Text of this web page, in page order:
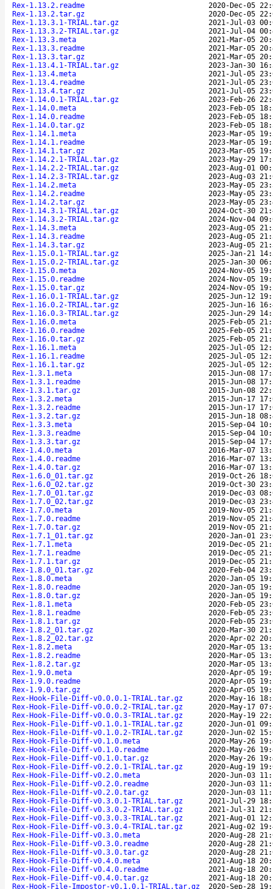
Rex-1.13.2.readme
2020-Dec-05
Rex-1.13.2.tar.gz
2020-Dec-05
Rex-1.13.3.1-TRIAL.tar.gz
2021-Jul-03
Rex-1.13.3.2-TRIAL.tar.gz
2021-Jul-04
Rex-1.13.3.meta
2021-Mar-05
Rex-1.13.3.readme
2021-Mar-05
Rex-1.13.3.tar.gz
2021-Mar-05
Rex-1.13.4.1-TRIAL.tar.gz
2023-Jan-30
Rex-1.13.4.meta
2021-Jul-05
Rex-1.13.4.readme
2021-Jul-05
Rex-1.13.4.tar.gz
2021-Jul-05
Rex-1.14.0.1-TRIAL.tar.gz
2023-Feb-26
Rex-1.14.0.meta
2023-Feb-05
Rex-1.14.0.readme
2023-Feb-05
Rex-1.14.0.tar.gz
2023-Feb-05
Rex-1.14.1.meta
2023-Mar-05
Rex-1.14.1.readme
2023-Mar-05
Rex-1.14.1.tar.gz
2023-Mar-05
Rex-1.14.2.1-TRIAL.tar.gz
2023-May-29
Rex-1.14.2.2-TRIAL.tar.gz
2023-Aug-01
Rex-1.14.2.3-TRIAL.tar.gz
2023-Aug-03
Rex-1.14.2.meta
2023-May-05
Rex-1.14.2.readme
2023-May-05
Rex-1.14.2.tar.gz
2023-May-05
Rex-1.14.3.1-TRIAL.tar.gz
2024-Oct-30
Rex-1.14.3.2-TRIAL.tar.gz
2024-Nov-04
Rex-1.14.3.meta
2023-Aug-05
Rex-1.14.3.readme
2023-Aug-05
Rex-1.14.3.tar.gz
2023-Aug-05
Rex-1.15.0.1-TRIAL.tar.gz
2025-Jan-21
Rex-1.15.0.2-TRIAL.tar.gz
2025-Jan-30
Rex-1.15.0.meta
2024-Nov-05
Rex-1.15.0.readme
2024-Nov-05
Rex-1.15.0.tar.gz
2024-Nov-05
Rex-1.16.0.1-TRIAL.tar.gz
2025-Jun-12
Rex-1.16.0.2-TRIAL.tar.gz
2025-Jun-16
Rex-1.16.0.3-TRIAL.tar.gz
2025-Jun-29
Rex-1.16.0.meta
2025-Feb-05
Rex-1.16.0.readme
2025-Feb-05
Rex-1.16.0.tar.gz
2025-Feb-05
Rex-1.16.1.meta
2025-Jul-05
Rex-1.16.1.readme
2025-Jul-05
Rex-1.16.1.tar.gz
2025-Jul-05
Rex-1.3.1.meta
2015-Jun-08
Rex-1.3.1.readme
2015-Jun-08
Rex-1.3.1.tar.gz
2015-Jun-08
Rex-1.3.2.meta
2015-Jun-17
Rex-1.3.2.readme
2015-Jun-17
Rex-1.3.2.tar.gz
2015-Jun-18
Rex-1.3.3.meta
2015-Sep-04
Rex-1.3.3.readme
2015-Sep-04
Rex-1.3.3.tar.gz
2015-Sep-04
Rex-1.4.0.meta
2016-Mar-07
Rex-1.4.0.readme
2016-Mar-07
Rex-1.4.0.tar.gz
2016-Mar-07
Rex-1.6.0_01.tar.gz
2019-Oct-26
Rex-1.6.0_02.tar.gz
2019-Oct-30
Rex-1.7.0_01.tar.gz
2019-Dec-03
Rex-1.7.0_02.tar.gz
2019-Dec-03
Rex-1.7.0.meta
2019-Nov-05
Rex-1.7.0.readme
2019-Nov-05
Rex-1.7.0.tar.gz
2019-Nov-05
Rex-1.7.1_01.tar.gz
2020-Jan-01
Rex-1.7.1.meta
2019-Dec-05
Rex-1.7.1.readme
2019-Dec-05
Rex-1.7.1.tar.gz
2019-Dec-05
Rex-1.8.0_01.tar.gz
2020-Feb-04
Rex-1.8.0.meta
2020-Jan-05
Rex-1.8.0.readme
2020-Jan-05
Rex-1.8.0.tar.gz
2020-Jan-05
Rex-1.8.1.meta
2020-Feb-05
Rex-1.8.1.readme
2020-Feb-05
Rex-1.8.1.tar.gz
2020-Feb-05
Rex-1.8.2_01.tar.gz
2020-Mar-30
Rex-1.8.2_02.tar.gz
2020-Apr-02
Rex-1.8.2.meta
2020-Mar-05
Rex-1.8.2.readme
2020-Mar-05
Rex-1.8.2.tar.gz
2020-Mar-05
Rex-1.9.0.meta
2020-Apr-05
Rex-1.9.0.readme
2020-Apr-05
Rex-1.9.0.tar.gz
2020-Apr-05
Rex-Hook-File-Diff-v0.0.0.1-TRIAL.tar.gz
2020-May-16
Rex-Hook-File-Diff-v0.0.0.2-TRIAL.tar.gz
2020-May-17
Rex-Hook-File-Diff-v0.0.0.3-TRIAL.tar.gz
2020-May-19
Rex-Hook-File-Diff-v0.1.0.1-TRIAL.tar.gz
2020-Jun-01
Rex-Hook-File-Diff-v0.1.0.2-TRIAL.tar.gz
2020-Jun-02
Rex-Hook-File-Diff-v0.1.0.meta
2020-May-26
Rex-Hook-File-Diff-v0.1.0.readme
2020-May-26
Rex-Hook-File-Diff-v0.1.0.tar.gz
2020-May-26
Rex-Hook-File-Diff-v0.2.0.1-TRIAL.tar.gz
2020-Aug-19
Rex-Hook-File-Diff-v0.2.0.meta
2020-Jun-03
Rex-Hook-File-Diff-v0.2.0.readme
2020-Jun-03
Rex-Hook-File-Diff-v0.2.0.tar.gz
2020-Jun-03
Rex-Hook-File-Diff-v0.3.0.1-TRIAL.tar.gz
2021-Jul-29
Rex-Hook-File-Diff-v0.3.0.2-TRIAL.tar.gz
2021-Jul-31
Rex-Hook-File-Diff-v0.3.0.3-TRIAL.tar.gz
2021-Aug-01
Rex-Hook-File-Diff-v0.3.0.4-TRIAL.tar.gz
2021-Aug-02
Rex-Hook-File-Diff-v0.3.0.meta
2020-Aug-28
Rex-Hook-File-Diff-v0.3.0.readme
2020-Aug-28
Rex-Hook-File-Diff-v0.3.0.tar.gz
2020-Aug-28
Rex-Hook-File-Diff-v0.4.0.meta
2021-Aug-18
Rex-Hook-File-Diff-v0.4.0.readme
2021-Aug-18
Rex-Hook-File-Diff-v0.4.0.tar.gz
2021-Aug-18
Rex-Hook-File-Impostor-v0.1.0.1-TRIAL.tar.gz
2020-Sep-28